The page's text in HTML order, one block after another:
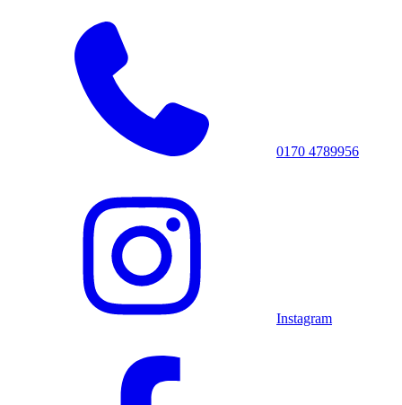
0170 4789956
Instagram